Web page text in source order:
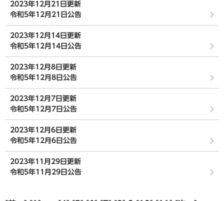
2023年12月21日更新
令和5年12月21日公告
2023年12月14日更新
令和5年12月14日公告
2023年12月8日更新
令和5年12月8日公告
2023年12月7日更新
令和5年12月7日公告
2023年12月6日更新
令和5年12月6日公告
2023年11月29日更新
令和5年11月29日公告